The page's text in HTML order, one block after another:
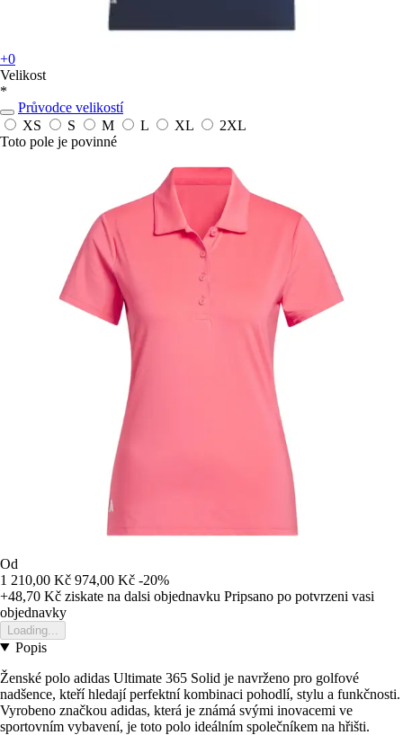
+0
Velikost
*
Průvodce velikostí
XS
S M L XL
2XL
Toto pole je povinné
Od
1 210,00 Kč 974,00 Kč -20%
+48,70 Kč ziskate na dalsi objednavku Pripsano po potvrzeni vasi
objednavky
Loading...
Popis
Ženské polo adidas Ultimate 365 Solid je navrženo pro golfové
nadšence, kteří hledají perfektní kombinaci pohodlí, stylu a funkčnosti.
Vyrobeno značkou adidas, která je známá svými inovacemi ve
sportovním vybavení, je toto polo ideálním společníkem na hřišti.